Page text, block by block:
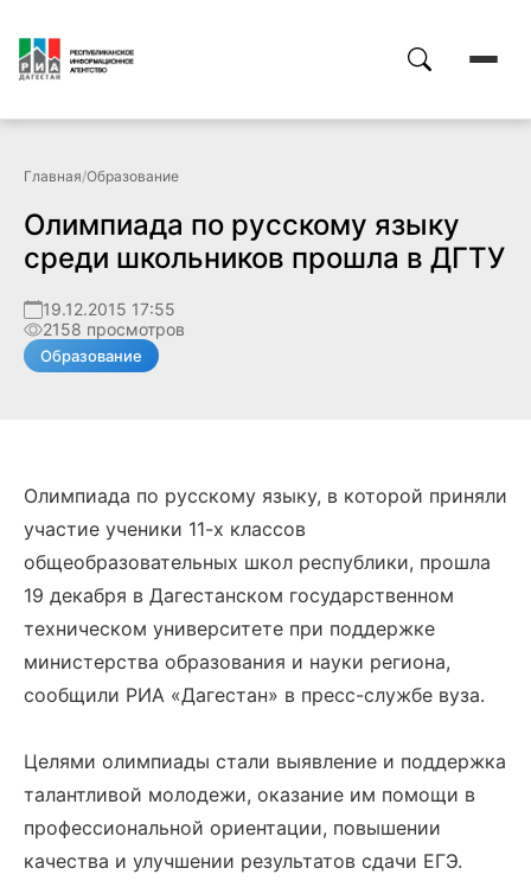
Главная/Образование
Олимпиада по русскому языку
среди школьников прошла в ДГТУ
19.12.2015 17:55
2158 просмотров
Образование
Олимпиада по русскому языку, в которой приняли
участие ученики 11-х классов
общеобразовательных школ республики, прошла
19 декабря в Дагестанском государственном
техническом университете при поддержке
министерства образования и науки региона,
сообщили РИА «Дагестан» в пресс-службе вуза.
Целями олимпиады стали выявление и поддержка
талантливой молодежи, оказание им помощи в
профессиональной ориентации, повышении
качества и улучшении результатов сдачи ЕГЭ.